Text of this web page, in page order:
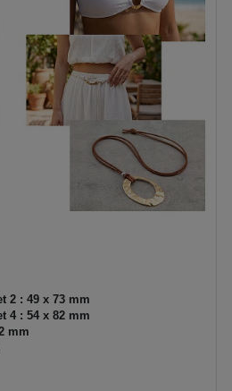
2 : 49 x 73 mm
4 : 54 x 82 mm
mm